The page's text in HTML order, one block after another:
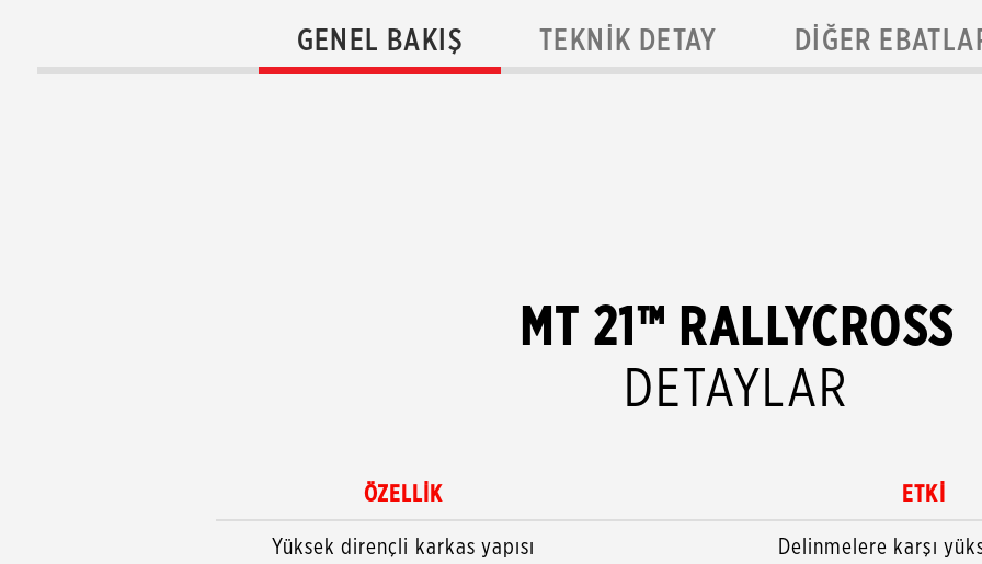
GENEL BAKIŞ TEKNIK DETAY DIĞER
MT 21™ RALLYCROSS
DETAYLAR
ÖZELLİK
ETKİ
Yüksek dirençli karkas yapısı
Delinmelere karşı